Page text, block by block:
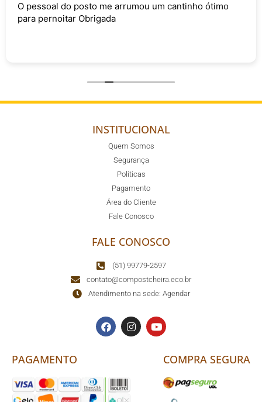
O pessoal do posto me arrumou um cantinho ótimo
para pernoitar Obrigada
INSTITUCIONAL
Quem Somos
Segurança
Políticas
Pagamento
Área do Cliente
Fale Conosco
FALE CONOSCO
(51) 99779-2597
contato@compostcheira.eco.br
Atendimento na sede: Agendar
PAGAMENTO COMPRA SEGURA